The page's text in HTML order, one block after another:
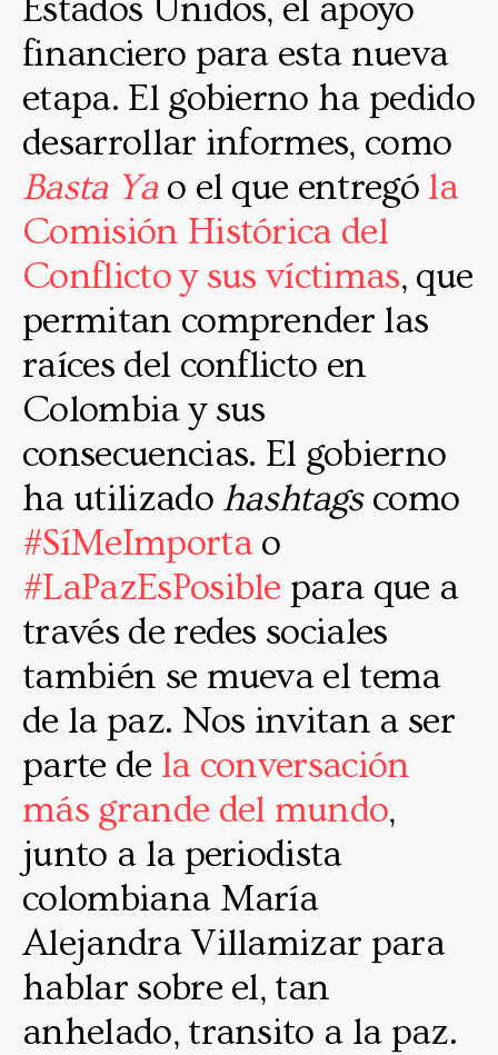
Estados Unidos, el apoyo
financiero para esta nueva
etapa. El gobierno ha pedido
desarrollar informes, como
Basta Yao el que entregó la
Comisión Histórica del
Conflicto y sus víctimas, que
permitan comprender las
raíces del conflicto en
Colombia y sus
consecuencias. El gobierno
ha utilizado hashtagscomo
#SíMeImportao
#LaPazEsPosible para que a
través de redes sociales
también se mueva el tema
de la paz. Nos invitan a ser
parte de la conversación
más grande del mundo,
junto a la periodista
colombiana María
Alejandra Villamizar para
hablar sobre el, tan
anhelado, transito a la paz.